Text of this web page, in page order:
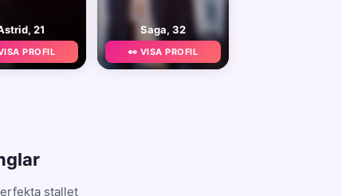
21
PROFIL
Saga, 32
👀 VISA PROFIL
stallet